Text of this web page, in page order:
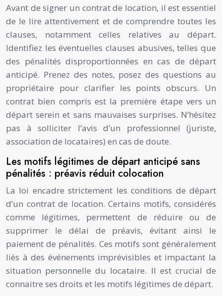
Avant de signer un contrat de location, il est essentiel
de le lire attentivement et de comprendre toutes les
clauses, notamment celles relatives au départ.
Identifiez les éventuelles clauses abusives, telles que
des pénalités disproportionnées en cas de départ
anticipé. Prenez des notes, posez des questions au
propriétaire pour clarifier les points obscurs. Un
contrat bien compris est la première étape vers un
départ serein et sans mauvaises surprises. N’hésitez
pas à solliciter l’avis d’un professionnel (juriste,
association de locataires) en cas de doute.
Les motifs légitimes de départ anticipé sans
pénalités : préavis réduit colocation
La loi encadre strictement les conditions de départ
d’un contrat de location. Certains motifs, considérés
comme légitimes, permettent de réduire ou de
supprimer le délai de préavis, évitant ainsi le
paiement de pénalités. Ces motifs sont généralement
liés à des événements imprévisibles et impactant la
situation personnelle du locataire. Il est crucial de
connaitre ses droits et les motifs légitimes de départ.